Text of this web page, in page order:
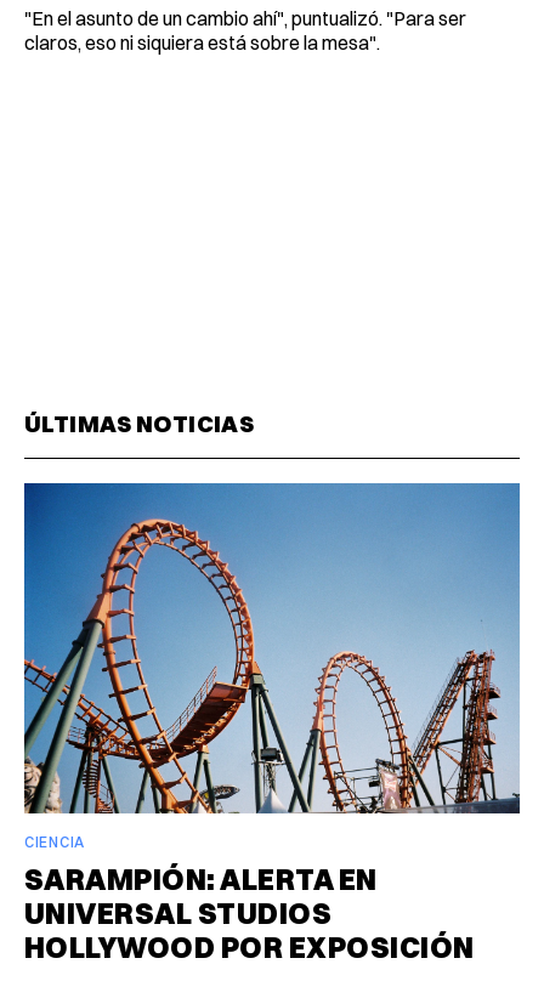
"En el asunto de un cambio ahí", puntualizó. "Para ser
claros, eso ni siquiera está sobre la mesa".
ÚLTIMAS NOTICIAS
CIENCIA
SARAMPIÓN: ALERTA EN
UNIVERSAL STUDIOS
HOLLYWOOD POR EXPOSICIÓN